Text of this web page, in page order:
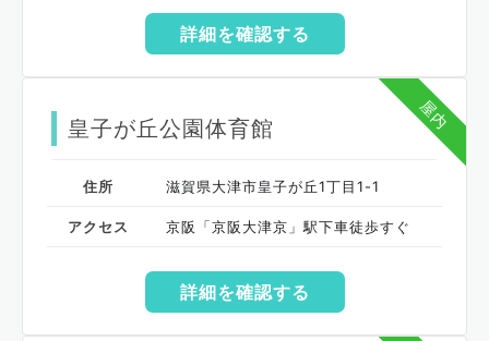
詳細を確認する
屋内
皇子が丘公園体育館
住所 滋賀県大津市皇子が丘1丁目1-1
アクセス 京阪「京阪大津京」駅下車徒歩すぐ
詳細を確認する